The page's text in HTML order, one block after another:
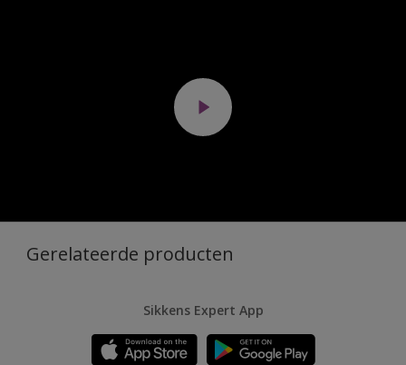
Gerelateerde producten
Sikkens Expert App